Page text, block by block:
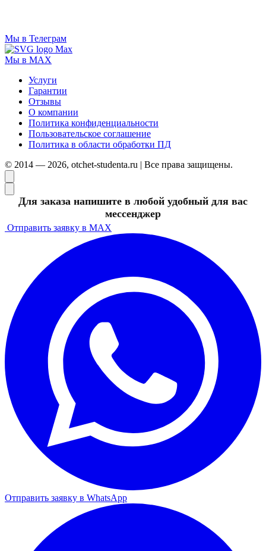
Мы в Телеграм
Мы в MAX
Услуги
Гарантии
Отзывы
О компании
Политика конфиденциальности
Пользовательское соглашение
Политика в области обработки ПД
© 2014 — 2026, otchet-studenta.ru | Все права защищены.
Для заказа напишите в любой удобный для вас
мессенджер
Отправить заявку в MAX
Отправить заявку в WhatsApp